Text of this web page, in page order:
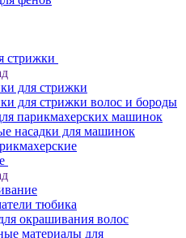
стрижки
для стрижки
для стрижки волос и бороды
парикмахерских машинок
насадки для машинок
тюбика
окрашивания волос
материалы для